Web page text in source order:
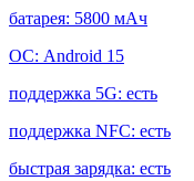
батарея: 5800 мАч
ОС: Android 15
поддержка 5G: есть
поддержка NFC: есть
быстрая зарядка: есть